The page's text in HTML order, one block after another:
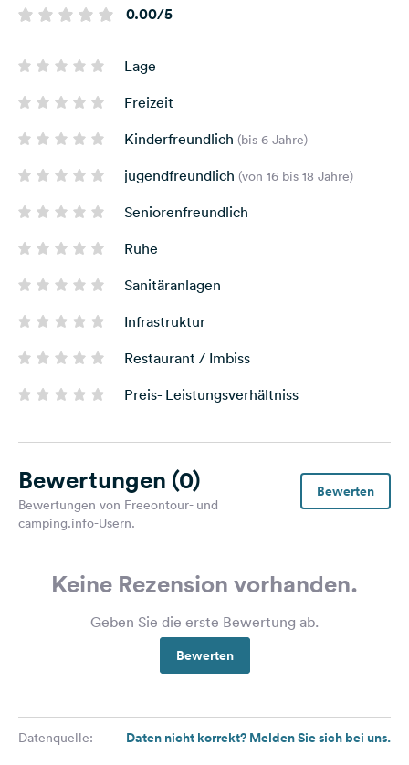
0.00/5
Lage
Freizeit
Kinderfreundlich (bis 6 Jahre)
jugendfreundlich (von 16 bis 18 Jahre)
Seniorenfreundlich
Ruhe
Sanitäranlagen
Infrastruktur
Restaurant / Imbiss
Preis- Leistungsverhältniss
Bewertungen (0)
Bewertungen von Freeontour- und
camping.info-Usern.
Bewerten
Keine Rezension vorhanden.
Geben Sie die erste Bewertung ab.
Bewerten
Datenquelle: Daten nicht korrekt? Melden Sie sich bei uns.